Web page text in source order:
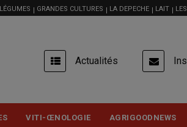
GRANDES CULTURES LA DEPECHE LAIT
USER
ACCOUNT
MENU
Actualités
VITI-ŒNOLOGIE AGRIGOODNEWS